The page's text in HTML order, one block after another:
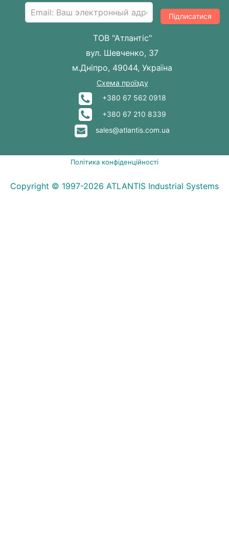
Підписатися
ТОВ "Атлантіс"
вул. Шевченко, 37
м.Дніпро, 49044, Україна
Схема проїзду
+380 67 562 0918
+380 67 210 8339
sales@atlantis.com.ua
Політика конфіденційності
Copyright © 1997-2026 ATLANTIS Industrial Systems